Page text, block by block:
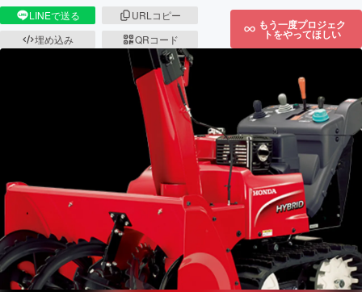
LINEで送る
URLコピー
埋め込み
QRコード
もう一度プロジェク
トをやってほしい